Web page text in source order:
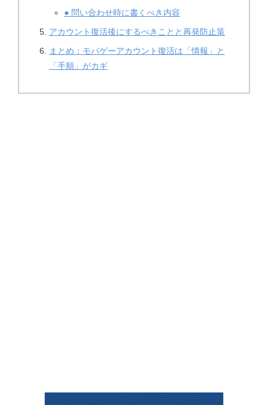
● 問い合わせ時に書くべき内容
アカウント復活後にするべきことと再発防止策
まとめ：モバゲーアカウント復活は「情報」と
「手順」がカギ